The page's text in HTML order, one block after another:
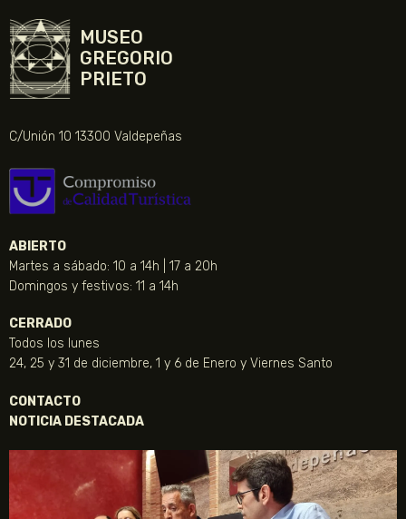
MUSEO
GREGORIO
PRIETO
C/Unión 10 13300 Valdepeñas
ABIERTO
Martes a sábado: 10 a 14h | 17 a 20h
Domingos y festivos: 11 a 14h
CERRADO
Todos los lunes
24, 25 y 31 de diciembre, 1 y 6 de Enero y Viernes Santo
CONTACTO
NOTICIA DESTACADA